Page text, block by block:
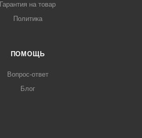
Гарантия на товар
Политика
ПОМОЩЬ
Вопрос-ответ
Блог